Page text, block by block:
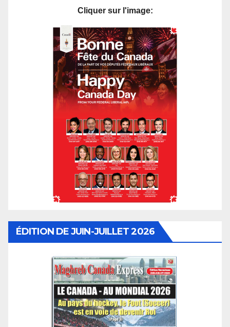
Cliquer sur l'image:
ÉDITION DE JUIN-JUILLET 2026